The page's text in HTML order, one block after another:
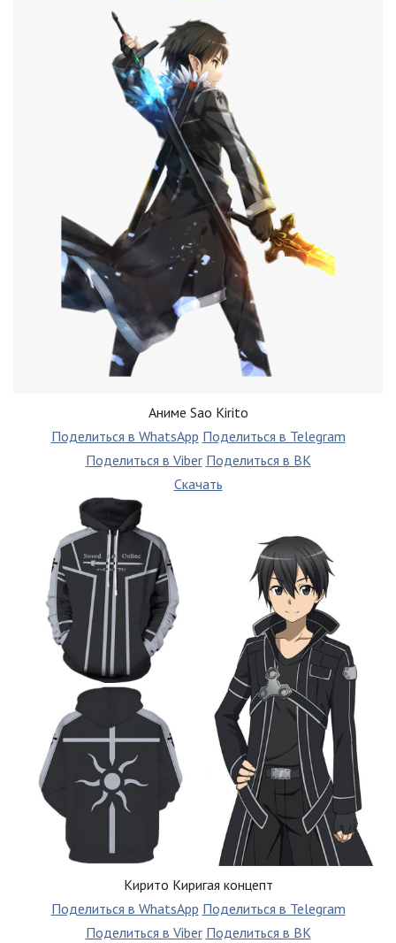
Аниме Sao Kirito
Поделиться в WhatsApp Поделиться в Telegram
Поделиться в Viber Поделиться в ВК
Скачать
Кирито Киригая концепт
Поделиться в WhatsApp Поделиться в Telegram
Поделиться в Viber Поделиться в ВК